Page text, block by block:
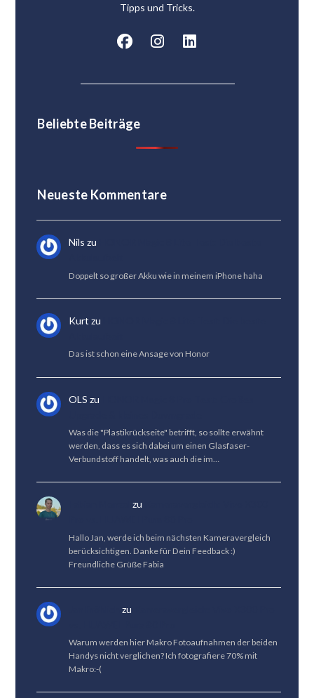
Tipps und Tricks.
Beliebte Beiträge
Neueste Kommentare
Nils zu
Doppelt so großer Akku wie in meinem iPhone haha
Kurt zu
Das ist schon eine Ansage von Honor
OLS zu
Was die "Plastikrückseite" betrifft, so sollte erwähnt
werden, dass es sich dabei um einen Glasfaser-
Verbundstoff handelt, was auch die im…
zu
Hallo Jan, werde ich beim nächsten Kameravergleich
berücksichtigen. Danke für Dein Feedback :)
Freundliche Grüße Fabia
zu
Warum werden hier Makro Fotoaufnahmen der beiden
Handys nicht verglichen? Ich fotografiere 70% mit
Makro:-(